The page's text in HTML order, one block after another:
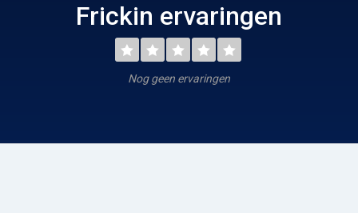
Frickin ervaringen
Nog geen ervaringen